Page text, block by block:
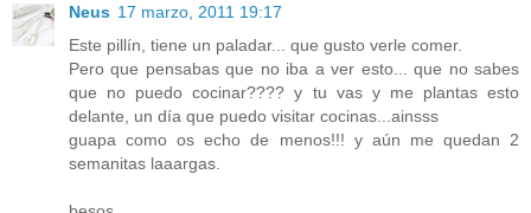
Neus 17 marzo, 2011 19:17
Este pillín, tiene un paladar... que gusto verle comer.
Pero que pensabas que no iba a ver esto... que no sabes
que no puedo cocinar???? y tu vas y me plantas esto
delante, un día que puedo visitar cocinas...ainsss
guapa como os echo de menos!!! y aún me quedan 2
semanitas laaargas.